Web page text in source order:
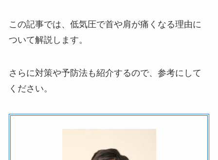
この記事では、低気圧で首や肩が痛くなる理由に
ついて解説します。
さらに対策や予防法も紹介するので、参考にして
ください。